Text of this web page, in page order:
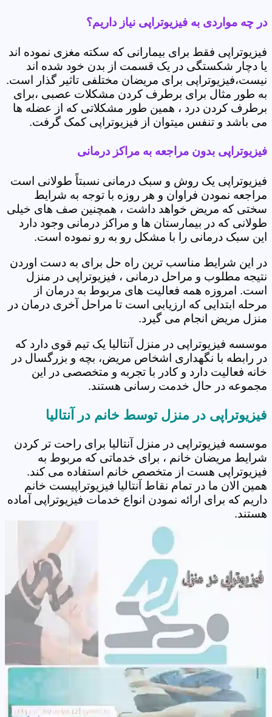
در چه مواردی به فیزیوتراپی نیاز داریم؟
فیزیوتراپی فقط برای بیمارانی که سکته مغزی نموده اند
یا دچار شکستگی در یک قسمت از بدن خود شده اند
نیست،فیزیوتراپی برای مریضان مختلفی تاثیر گذار است.
به طور مثال برای برطرف کردن مشکلات عصبی ،برای
برطرف کردن درد ، همین طور مشکلاتی که از عضله ها
می باشد و تنفس میتوان از فیزیوتراپی کمک گرفت.
فیزیوتراپی بدون مراجعه به مراکز درمانی
فیزیوتراپی یک روش و سبک درمانی نسبتاً طولانی است
مراجعه نمودن فراوان و هر روزه با توجه به شرایط
سختی که مریض خواهد داشت ، همچنین صف های خیلی
طولانی که در بیمارستان ها و مراکز درمانی وجود دارد
این سبک درمانی را با مشکل رو به رو نموده است.
در این شرایط مناسب ترین راه حل برای به دست اوردن
نتیجه مطلوب و مراحل درمانی ، فیزیوتراپی در منزل
است. امروزه همه فعالیت های مربوط به درمان از
مرحله ابتدایی که ارزیابی است تا مراحل آخری درمان در
منزل مریض انجام می گیرد.
موسسه فیزیوتراپی در منزل آنتالیا یک تیم قوی دارد که
در رابطه با نگهداری اشخاص مریض، بچه و بزرگسال در
خانه فعالیت دارد و کادر با تجربه و متخصصی در این
مجموعه در حال خدمت رسانی هستند.
فیزیوتراپی در منزل توسط خانم در آنتالیا
موسسه فیزیوتراپی در منزل آنتالیا برای راحت تر کردن
شرایط مریضان خانم ، برای خدماتی که مربوط به
فیزیوتراپی هست از متخصص خانم استفاده می کند.
همین الان ما در تمام نقاط آنتالیا فیزیوتراپیست خانم
داریم که برای ارائه نمودن انواع خدمات فیزیوتراپی آماده
هستند.